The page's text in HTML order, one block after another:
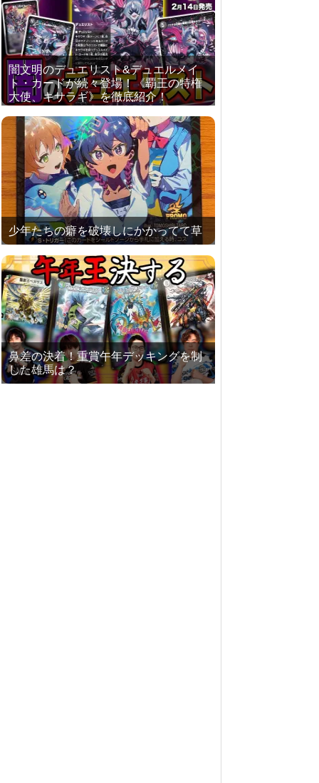
闇文明のデュエリスト&デュエルメイ
ト・カードが続々登場！《覇王の特権
大使、キサラギ》を徹底紹介！
少年たちの癖を破壊しにかかってて草
鼻差の決着！重賞午年デッキングを制
した雄馬は？